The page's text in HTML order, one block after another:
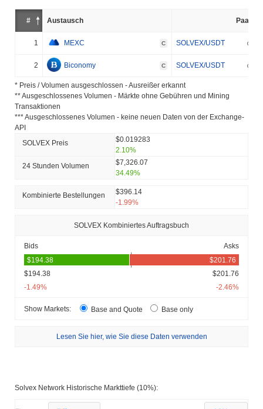
# Austausch Paar
1 MEXC C SOLVEX/USDT
2 Biconomy C SOLVEX/USDT
* Preis / Volumen ausgeschlossen - Ausreißer erkannt
** Ausgeschlossenes Volumen - Märkte ohne Gebühren und Mining
Transaktionen
*** Ausgeschlossenes Volumen - keine neuen Daten von der Exchange-
API
SOLVEX Preis
$0.019283
2.10%
24 Stunden Volumen
$7,326.07
34.49%
Kombinierte Bestellungen
$396.14
-1.99%
SOLVEX Kombiniertes Auftragsbuch
Bids Asks
$194.38
$201.76
-1.49%
-2.46%
Show Markets: Base and Quote Base only
Lesen Sie hier, wie Sie diese Daten verwenden
Solvex Network Historische Markttiefe (10%):